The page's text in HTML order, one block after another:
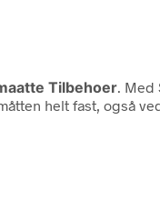
Tilbehoer .
helt fast, også